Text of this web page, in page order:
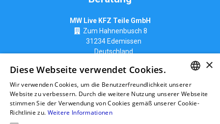
MW Live KFZ Teile GmbH
Zum Hahnenbusch 8
31234 Edemissen
Deutschland
Seitenverzeichnis
GERMAN
RUSSIAN
×
Diese Webseite verwendet Cookies.
Wir verwenden Cookies, um die Benutzerfreundlichkeit unserer
Website zu verbessern. Durch die weitere Nutzung unserer Webseite
stimmen Sie der Verwendung von Cookies gemäß unserer Cookie-
Richtlinie zu. Weitere Informationen